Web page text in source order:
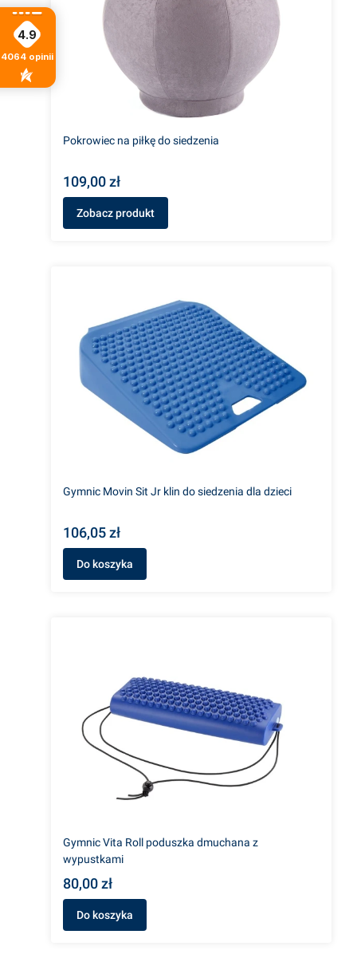
Pokrowiec na piłkę do siedzenia
109,00 zł
Zobacz produkt
Gymnic Movin Sit Jr klin do siedzenia dla dzieci
106,05 zł
Do koszyka
Gymnic Vita Roll poduszka dmuchana z
wypustkami
80,00 zł
Do koszyka
4.9
4064 opinii